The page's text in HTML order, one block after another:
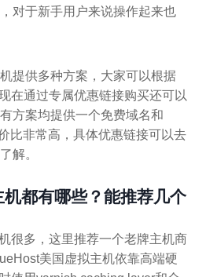
对于新手用户来说操作起来也
提供多种方案，大家可以根据
在通过专属优惠链接购买还可以
方案均提供一个免费域名和
比非常高，具体优惠链接可以去
解。
都有哪些？能推荐几个
很多，这里推荐一个老牌主机商
美国虚拟主机依靠高端硬